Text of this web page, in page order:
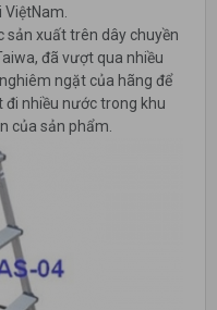
ViệtNam.
sản xuất trên dây chuyền
đã vượt qua nhiều
ngặt của hãng để
đi nhiều nước trong khu
của sản phẩm.